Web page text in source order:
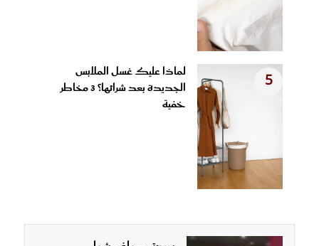
5
لماذا عليك غسل الملابس
الجديدة بعد شرائها؟ 3 مخاطر
خفية